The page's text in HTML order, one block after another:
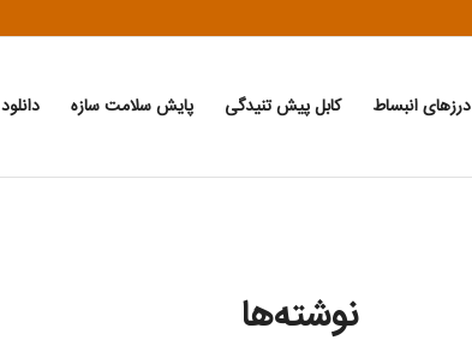
درزهای انبساط کابل پیش تنیدگی پایش سلامت سازه دانلود
نوشته‌ها